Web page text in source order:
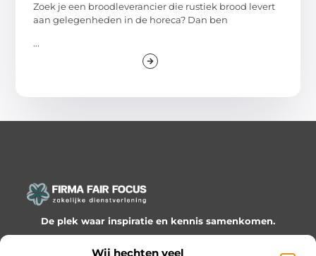
Wij hechten veel
Zoek je een broodleverancier die rustiek brood levert
aan gelegenheden in de horeca? Dan ben
...
De plek waar inspiratie en kennis samenkomen.
Ontdek onze blogs en artikelen en laat je verrassen door